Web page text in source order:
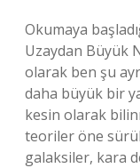
Okumaya
Uzaydan Büyük
olarak ben şu
daha büyük bir
kesin olarak
teoriler öne
galaksiler, kara